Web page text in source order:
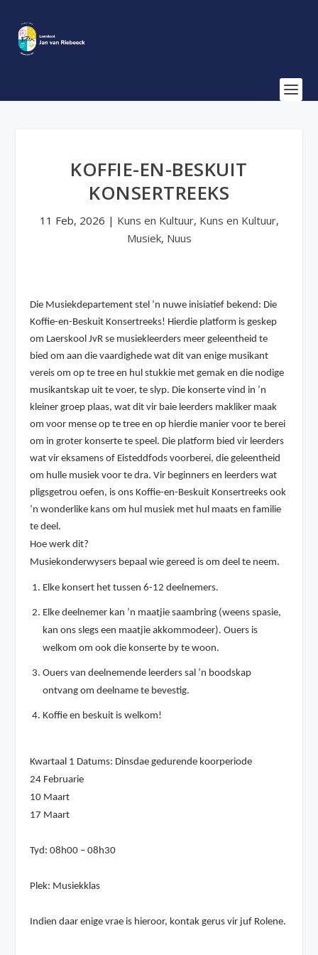
KOFFIE-EN-BESKUIT
KONSERTREEKS
11 Feb, 2026 | Kuns en Kultuur, Kuns en Kultuur,
Musiek, Nuus
Die Musiekdepartement stel ’n nuwe inisiatief bekend: Die
Koffie-en-Beskuit Konsertreeks! Hierdie platform is geskep
om Laerskool JvR se musiekleerders meer geleentheid te
bied om aan die vaardighede wat dit van enige musikant
vereis om op te tree en hul stukkie met gemak en die nodige
musikantskap uit te voer, te slyp. Die konserte vind in ’n
kleiner groep plaas, wat dit vir baie leerders makliker maak
om voor mense op te tree en op hierdie manier voor te berei
om in groter konserte te speel. Die platform bied vir leerders
wat vir eksamens of Eisteddfods voorberei, die geleentheid
om hulle musiek voor te dra. Vir beginners en leerders wat
pligsgetrou oefen, is ons Koffie-en-Beskuit Konsertreeks ook
’n wonderlike kans om hul musiek met hul maats en familie
te deel.
Hoe werk dit?
Musiekonderwysers bepaal wie gereed is om deel te neem.
Elke konsert het tussen 6-12 deelnemers.
Elke deelnemer kan ’n maatjie saambring (weens spasie,
kan ons slegs een maatjie akkommodeer). Ouers is
welkom om ook die konserte by te woon.
Ouers van deelnemende leerders sal ’n boodskap
ontvang om deelname te bevestig.
Koffie en beskuit is welkom!
Kwartaal 1 Datums: Dinsdae gedurende koorperiode
24 Februarie
10 Maart
17 Maart
Tyd:08h00 – 08h30
Plek: Musiekklas
Indien daar enige vrae is hieroor, kontak gerus vir juf Rolene.